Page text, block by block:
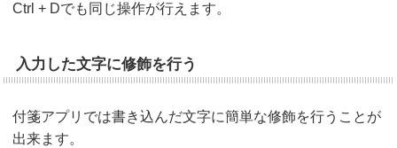
Ctrl + Dでも同じ操作が行えます。
入力した文字に修飾を行う
付箋アプリでは書き込んだ文字に簡単な修飾を行うことが
出来ます。